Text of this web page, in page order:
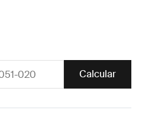
Calcular